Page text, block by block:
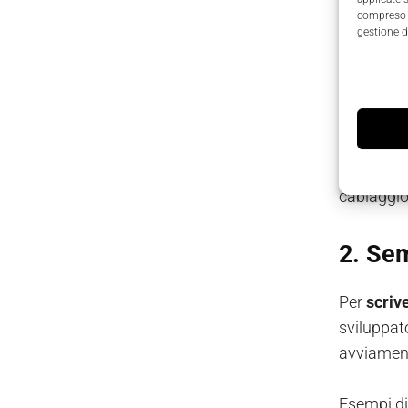
gestione
si
TeSys
2.
Per
Esempi